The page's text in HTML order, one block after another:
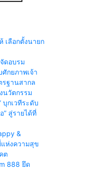
เลือกตั้งนายก
ดอบรม
กยภาพเจ้า
ฐานสากล
นวัตกรรม
กเวทีระดับ
” สู่รายได้ที่
&
แห่งความสุข
ต
888 ยึด